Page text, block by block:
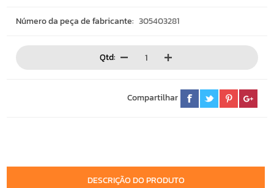
Número da peça de fabricante: 305403281
Qtd:
Compartilhar
DESCRIÇÃO DO PRODUTO